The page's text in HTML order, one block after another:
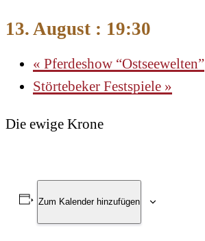
13. August : 19:30
« Pferdeshow “Ostseewelten”
Störtebeker Festspiele »
Die ewige Krone
Zum Kalender hinzufügen